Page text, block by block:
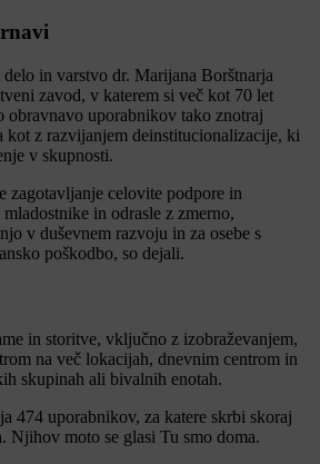
in varstvo dr. Marijana Borštnarja
zavod, v katerem si več kot 70 let
obravnavo uporabnikov tako znotraj
kot z razvijanjem deinstitucionalizacije, ki
v skupnosti.
zagotavljanje celovite podpore in
in odrasle z zmerno,
v duševnem razvoju in za osebe s
poškodbo, so dejali.
in storitve, vključno z izobraževanjem,
na več lokacijah, dnevnim centrom in
skupinah ali bivalnih enotah.
474 uporabnikov, za katere skrbi skoraj
Njihov moto se glasi Tu smo doma.